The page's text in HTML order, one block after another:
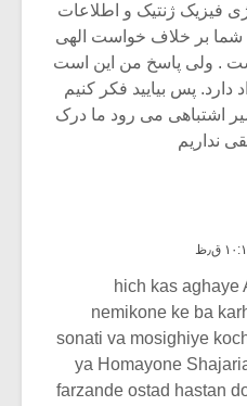
فیزیک ژنتیک و اطلاعات
شما بر خلاف خواست الهی
. ولی پاسخ من این است
پس بیایید فکر کنیم
اشتباهی می رود ما درک
نداریم
hich kas aghaye
nemikone ke ba
sonati va mosighiye
ya Homayone
farzande ostad hastan